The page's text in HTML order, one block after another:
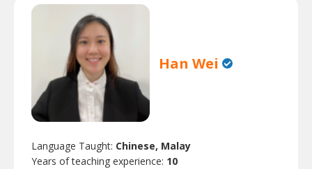
Han Wei
Language Taught: Chinese, Malay
Years of teaching experience: 10